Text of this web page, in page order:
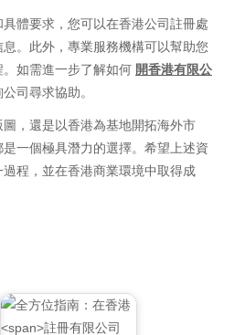
體要求，您可以在香港公司註冊處
。此外，專業服務機構可以幫助您
。如需進一步了解如何 開香港有限公
司尋求協助。
，還是以香港為基地開拓海外市
是一個極具潛力的選擇。希望上述資
程，並在香港商業環境中取得成